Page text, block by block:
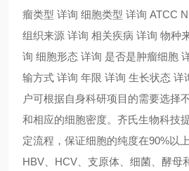
瘤类型 详询 细胞类型 详询 ATCC
组织来源 详询 相关疾病 详询 物种
询 细胞形态 详询 是否是肿瘤细胞
输方式 详询 年限 详询 生长状态 详
户可根据自身科研项目的需要选择
和相应的细胞密度。齐氏生物科技
定流程，保证细胞的纯度在90%以
HBV、HCV、支原体、细菌、酵母